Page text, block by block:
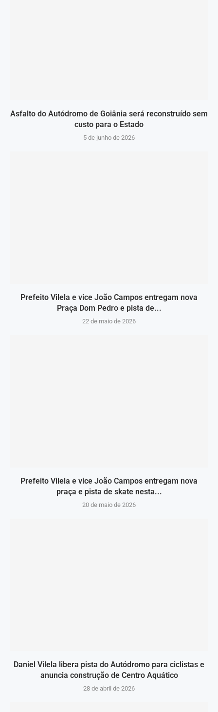
Asfalto do Autódromo de Goiânia será reconstruído sem
custo para o Estado
5 de junho de 2026
Prefeito Vilela e vice João Campos entregam nova
Praça Dom Pedro e pista de...
22 de maio de 2026
Prefeito Vilela e vice João Campos entregam nova
praça e pista de skate nesta...
20 de maio de 2026
Daniel Vilela libera pista do Autódromo para ciclistas e
anuncia construção de Centro Aquático
28 de abril de 2026